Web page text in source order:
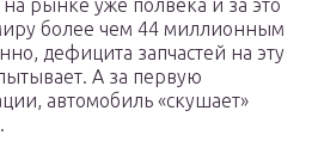
рынке уже полвека и за это
более чем 44 миллионным
дефицита запчастей на эту
А за первую
автомобиль «скушает»